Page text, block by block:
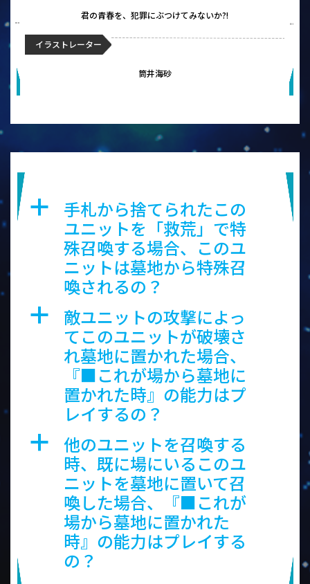
君の青春を、犯罪にぶつけてみないか?!
イラストレーター
筒井海砂
a
手札から捨てられたこの
ユニットを「救荒」で特
殊召喚する場合、このユ
ニットは墓地から特殊召
喚されるの？
a
敵ユニットの攻撃によっ
てこのユニットが破壊さ
れ墓地に置かれた場合、
『■これが場から墓地に
置かれた時』の能力はプ
レイするの？
a
他のユニットを召喚する
時、既に場にいるこのユ
ニットを墓地に置いて召
喚した場合、『■これが
場から墓地に置かれた
時』の能力はプレイする
の？